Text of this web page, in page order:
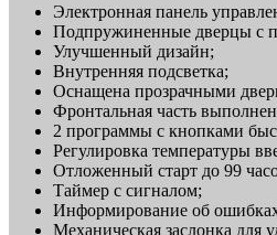
Электронная панель
Подпружиненные дверцы с
Улучшенный дизайн;
Внутренняя подсветка;
Оснащена прозрачными
Фронтальная часть
2 программы с кнопками
Регулировка температуры
Отложенный старт до 99
Таймер с сигналом;
Информирование об
Механическая заслонка для